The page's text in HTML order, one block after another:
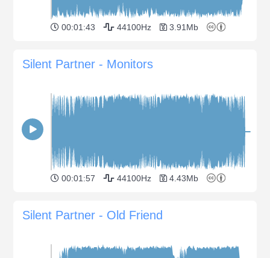
00:01:43 44100Hz 3.91Mb
Silent Partner - Monitors
00:01:57 44100Hz 4.43Mb
Silent Partner - Old Friend